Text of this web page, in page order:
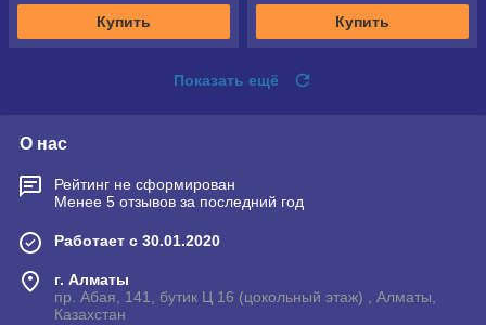
Купить Купить
Показать ещё
О нас
Рейтинг не сформирован
Менее 5 отзывов за последний год
Работает с 30.01.2020
г. Алматы
пр. Абая, 141, бутик Ц 16 (цокольный этаж) , Алматы,
Казахстан